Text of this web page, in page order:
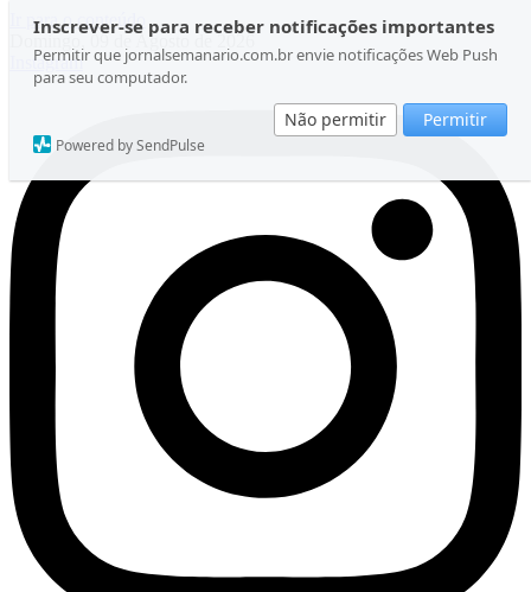
Inscrever-se para receber notificações importantes
Permitir que jornalsemanario.com.br envie notificações Web Push
para seu computador.
Não permitir Permitir
Powered by SendPulse
Ir para o conteúdo
Domingo, 09 de Agosto de 2026
Instagram